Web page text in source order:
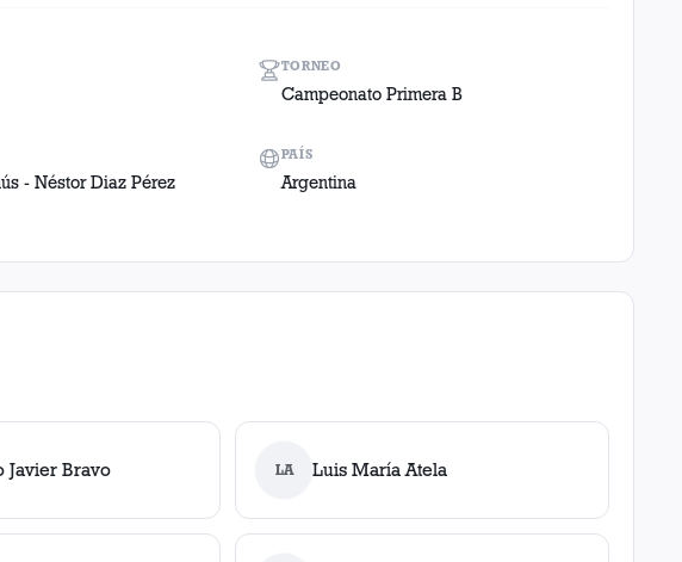
TORNEO
Campeonato Primera B
- Néstor Diaz Pérez
PAÍS
Argentina
Javier Bravo LA Luis María Atela